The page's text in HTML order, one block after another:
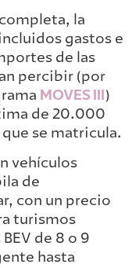
la
gastos e
de las
percibir (por
MOVES III)
de 20.000
se matricula.
vehículos
de
con un precio
turismos
de 8 o 9
hasta